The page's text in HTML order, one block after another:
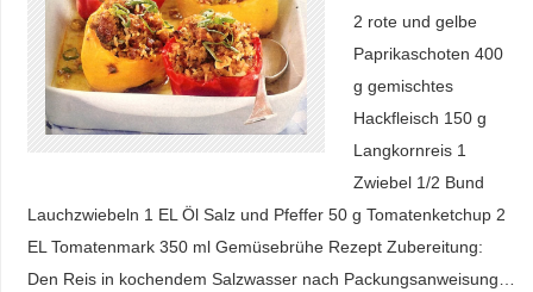
2 rote und gelbe
Paprikaschoten 400
g gemischtes
Hackfleisch 150 g
Langkornreis 1
Zwiebel 1/2 Bund
Lauchzwiebeln 1 EL Öl Salz und Pfeffer 50 g Tomatenketchup 2
EL Tomatenmark 350 ml Gemüsebrühe Rezept Zubereitung:
Den Reis in kochendem Salzwasser nach Packungsanweisung…